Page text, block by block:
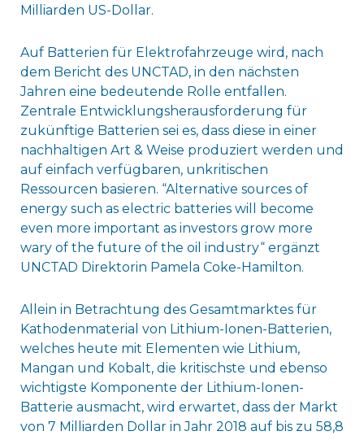
Milliarden US-Dollar.
Auf Batterien für Elektrofahrzeuge wird, nach
dem Bericht des UNCTAD, in den nächsten
Jahren eine bedeutende Rolle entfallen.
Zentrale Entwicklungsherausforderung für
zukünftige Batterien sei es, dass diese in einer
nachhaltigen Art & Weise produziert werden und
auf einfach verfügbaren, unkritischen
Ressourcen basieren. “Alternative sources of
energy such as electric batteries will become
even more important as investors grow more
wary of the future of the oil industry“ ergänzt
UNCTAD Direktorin Pamela Coke-Hamilton.
Allein in Betrachtung des Gesamtmarktes für
Kathodenmaterial von Lithium-Ionen-Batterien,
welches heute mit Elementen wie Lithium,
Mangan und Kobalt, die kritischste und ebenso
wichtigste Komponente der Lithium-Ionen-
Batterie ausmacht, wird erwartet, dass der Markt
von 7 Milliarden Dollar in Jahr 2018 auf bis zu 58,8